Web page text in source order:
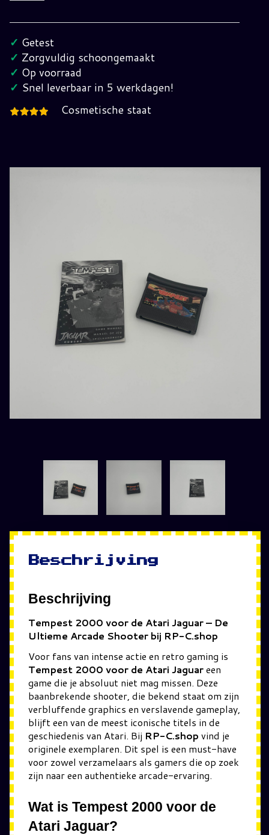
hoeveelheid
✓ Getest
✓ Zorgvuldig schoongemaakt
✓ Op voorraad
✓ Snel leverbaar in 5 werkdagen!
Cosmetische staat
Beschrijving
Beschrijving
Tempest 2000 voor de Atari Jaguar – De
Ultieme Arcade Shooter bij RP-C.shop
Voor fans van intense actie en retro gaming is
Tempest 2000 voor de Atari Jaguareen
game die je absoluut niet mag missen. Deze
baanbrekende shooter, die bekend staat om zijn
verbluffende graphics en verslavende gameplay,
blijft een van de meest iconische titels in de
geschiedenis van Atari. Bij RP-C.shop vind je
originele exemplaren. Dit spel is een must-have
voor zowel verzamelaars als gamers die op zoek
zijn naar een authentieke arcade-ervaring.
Wat is Tempest 2000 voor de
Atari Jaguar?